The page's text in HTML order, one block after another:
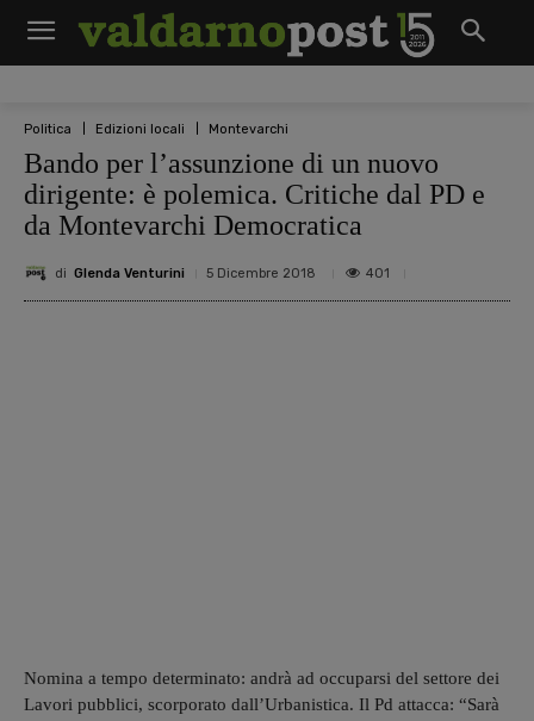
Politica Edizioni locali Montevarchi
Bando per l’assunzione di un nuovo
dirigente: è polemica. Critiche dal PD e
da Montevarchi Democratica
di Glenda Venturini 5 Dicembre 2018 401
Nomina a tempo determinato: andrà ad occuparsi del settore dei
Lavori pubblici, scorporato dall’Urbanistica. Il Pd attacca: “Sarà